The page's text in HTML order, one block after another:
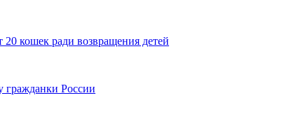
20 кошек ради возвращения детей
гражданки России